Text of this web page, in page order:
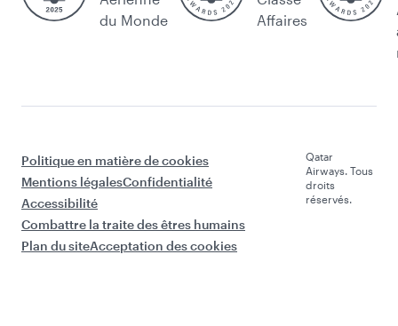
du Monde
Affaires
Politique en matière de cookies
Mentions légalesConfidentialité
Accessibilité
Combattre la traite des êtres humains
Plan du siteAcceptation des cookies
Qatar
Airways. Tous
droits
réservés.